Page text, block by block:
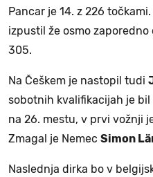
Pancar je 14. z 226
izpustil že osmo
305.
Na Češkem je nastopil tudi
sobotnih kvalifikacijah je bil
na 26. mestu, v prvi vožnji
Zmagal je Nemec Simon
Naslednja dirka bo v